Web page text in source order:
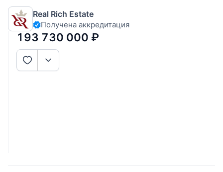
охраняемом поселке Конус (Усово). Описание поселка:
Коттеджный поселок Конус – это 22 домовладения,
расположенных в сосновом лесу, в 11 километрах от
МКАД. Это
Real Rich Estate
Получена аккредитация
193 730 000 ₽